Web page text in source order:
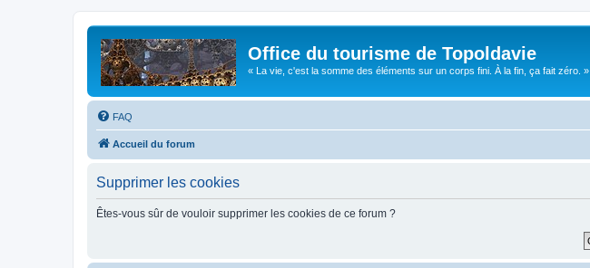
Office du tourisme de Topoldavie
« La vie, c'est la somme des éléments sur un corps fini. À la fin, ça fait zéro. »
FAQ
Accueil du forum
Supprimer les cookies
Êtes-vous sûr de vouloir supprimer les cookies de ce forum ?